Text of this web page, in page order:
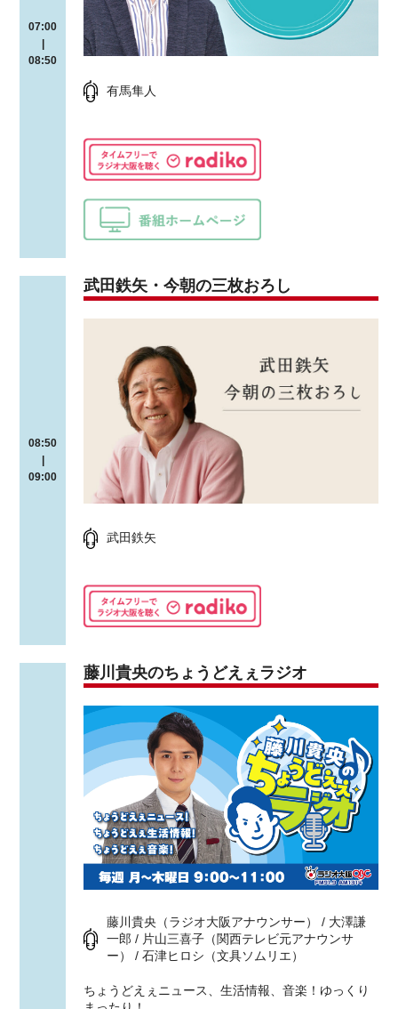
07:00
08:50
有馬隼人
08:50
09:00
武田鉄矢・今朝の三枚おろし
武田鉄矢
藤川貴央のちょうどえぇラジオ
藤川貴央（ラジオ大阪アナウンサー） / 大澤謙
一郎 / 片山三喜子（関西テレビ元アナウンサ
ー） / 石津ヒロシ（文具ソムリエ）
ちょうどえぇニュース、生活情報、音楽！ゆっくり